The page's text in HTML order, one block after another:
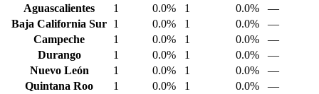
Aguascalientes
1 0.0% 1 0.0%
—
Baja California Sur 1 0.0% 1 0.0%
—
Campeche
1 0.0% 1 0.0%
—
Durango
1 0.0% 1 0.0%
—
Nuevo León
1 0.0% 1 0.0%
—
Quintana Roo
1 0.0% 1 0.0% —